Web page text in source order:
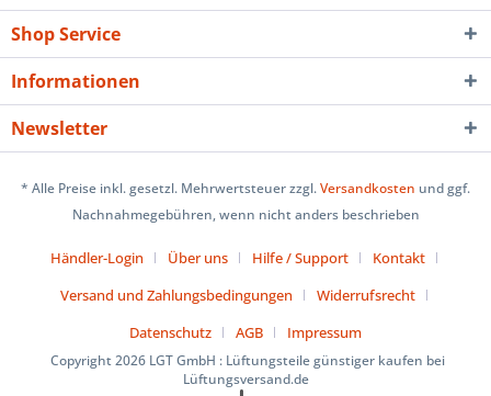
Shop Service
Informationen
Newsletter
* Alle Preise inkl. gesetzl. Mehrwertsteuer zzgl.Versandkosten und ggf.
Nachnahmegebühren, wenn nicht anders beschrieben
Händler-Login Über uns Hilfe / Support
Kontakt
Versand und Zahlungsbedingungen
Widerrufsrecht
Datenschutz
AGB Impressum
Copyright 2026 LGT GmbH : Lüftungsteile günstiger kaufen bei
Lüftungsversand.de